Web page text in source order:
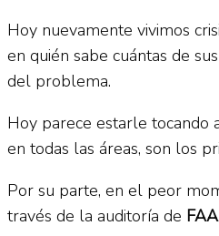
Hoy nuevamente vivimos
en quién sabe cuántas de
del problema.
Hoy parece estarle tocando
en todas las áreas, son los
Por su parte, en el peor
través de la auditoría de FAA